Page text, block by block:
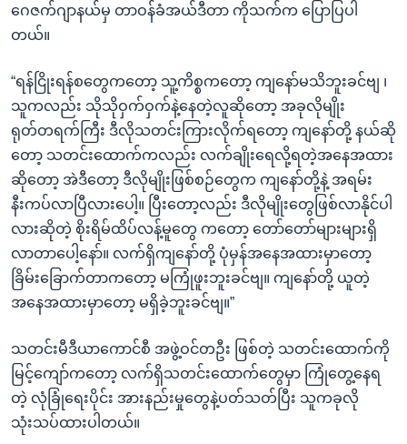
ဂေဇက်ဂျာနယ်မှ တာဝန်ခံအယ်ဒီတာ ကိုသက်က ပြောပြပါ
တယ်။
“ရန်ငြိုးရန်စတွေကတော့ သူ့ကိစ္စကတော့ ကျနော်မသိဘူးခင်ဗျ ၊
သူကလည်း သိုသိုဝှက်ဝှက်နဲ့နေတဲ့လူဆိုတော့ အခုလိုမျိုး
ရုတ်တရက်ကြီး ဒီလိုသတင်းကြားလိုက်ရတော့ ကျနော်တို့ နယ်ဆို
တော့ သတင်းထောက်ကလည်း လက်ချိုးရေလို့ရတဲ့အနေအထား
ဆိုတော့ အဲဒီတော့ ဒီလိုမျိုးဖြစ်စဉ်တွေက ကျနော်တို့နဲ့ အရမ်း
နီးကပ်လာပြီလားပေါ့။ ပြီးတော့လည်း ဒီလိုမျိုးတွေဖြစ်လာနိုင်ပါ
လားဆိုတဲ့ စိုးရိမ်ထိပ်လန့်မူတွေ ကတော့ တော်တော်များများရှိ
လာတာပေါ့နော်။ လက်ရှိကျနော်တို့ ပုံမှန်အနေအထားမှာတော့
ခြိမ်းခြောက်တာကတော့ မကြုံဖူးဘူးခင်ဗျ။ ကျနော်တို့ ယူတဲ့
အနေအထားမှာတော့ မရှိခဲ့ဘူးခင်ဗျ။”
သတင်းမီဒီယာကောင်စီ အဖွဲ့ဝင်တဦး ဖြစ်တဲ့ သတင်းထောက်ကို
မြင့်ကျော်ကတော့ လက်ရှိသတင်းထောက်တွေမှာ ကြုံတွေ့နေရ
တဲ့ လုံခြုံရေးပိုင်း အားနည်းမှုတွေနဲ့ပတ်သတ်ပြီး သူကခုလို
သုံးသပ်ထားပါတယ်။